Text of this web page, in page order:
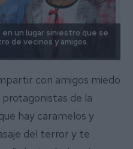
un lugar siniestro que se
de vecinos y amigos.
con amigos miedo
de la
hay caramelos y
del terror y te